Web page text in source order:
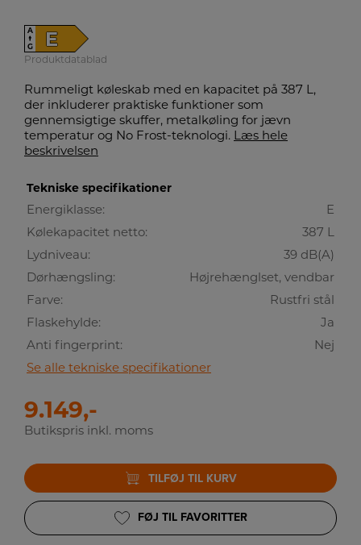
A
↑
G
E
Produktdatablad
Rummeligt køleskab med en kapacitet på 387 L,
der inkluderer praktiske funktioner som
gennemsigtige skuffer, metalkøling for jævn
temperatur og No Frost-teknologi. Læs hele
beskrivelsen
Tekniske specifikationer
Energiklasse:
E
Kølekapacitet netto:
387 L
Lydniveau:
39 dB(A)
Dørhængsling:
Højrehænglset, vendbar
Farve:
Rustfri stål
Flaskehylde:
Ja
Anti fingerprint:
Nej
Se alle tekniske specifikationer
9.149,-
Butikspris inkl. moms
TILFØJ TIL KURV
FØJ TIL FAVORITTER